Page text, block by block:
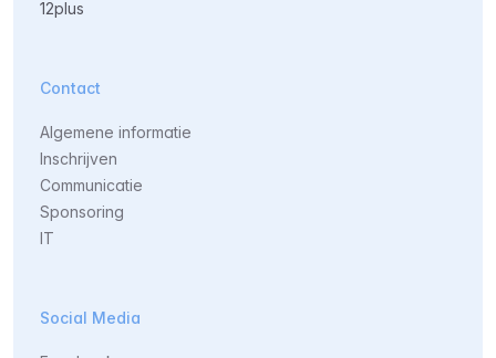
12plus
Contact
Algemene informatie
Inschrijven
Communicatie
Sponsoring
IT
Social Media